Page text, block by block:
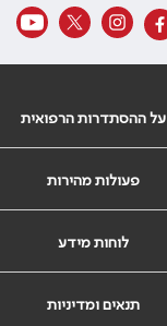
על ההסתדרות הרפואית
פעולות מהירות
לוחות מידע
תנאים ומדיניות